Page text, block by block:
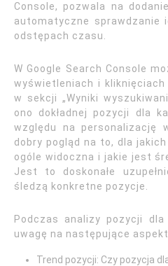
Console, pozwala na
automatyczne sprawdzanie
odstępach czasu.
W Google Search Console
wyświetleniach i
w sekcji „Wyniki
ono dokładnej pozycji dla
względu na personalizację
dobry pogląd na to, dla
ogóle widoczna i jakie jest
Jest to doskonałe
śledzą konkretne pozycje.
Podczas analizy pozycji dla
uwagę na następujące
Trend pozycji: Czy pozycja